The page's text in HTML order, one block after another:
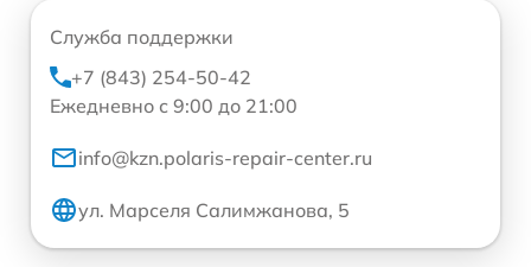
Служба поддержки
+7 (843) 254-50-42
Ежедневно с 9:00 до 21:00
info@kzn.polaris-repair-center.ru
ул. Марселя Салимжанова, 5